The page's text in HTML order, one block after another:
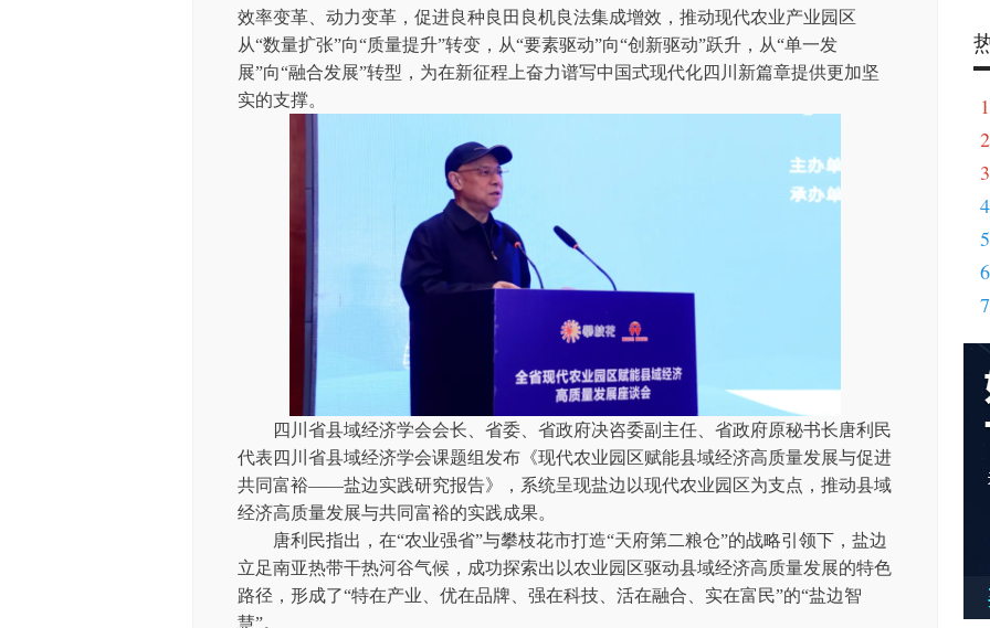
效率变革、动力变革，促进良种良田良机良法集成增效，推动现代农业产业园区
从“数量扩张”向“质量提升”转变，从“要素驱动”向“创新驱动”跃升，从“单一发
展”向“融合发展”转型，为在新征程上奋力谱写中国式现代化四川新篇章提供更加坚
实的支撑。
四川省县域经济学会会长、省委、省政府决咨委副主任、省政府原秘书长唐利民
代表四川省县域经济学会课题组发布《现代农业园区赋能县域经济高质量发展与促进
共同富裕——盐边实践研究报告》，系统呈现盐边以现代农业园区为支点，推动县域
经济高质量发展与共同富裕的实践成果。
唐利民指出，在“农业强省”与攀枝花市打造“天府第二粮仓”的战略引领下，盐边
立足南亚热带干热河谷气候，成功探索出以农业园区驱动县域经济高质量发展的特色
路径，形成了“特在产业、优在品牌、强在科技、活在融合、实在富民”的“盐边智
慧”。
1
2
3
4
5
6
7